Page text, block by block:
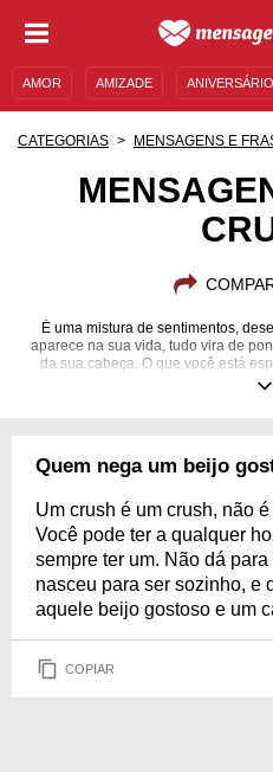
AMOR AMIZADE ANIVERSÁRIO
CATEGORIAS MENSAGENS E
É uma mistura de sentimentos,
aparece na sua vida, tudo vira de
da sua cabeça. O que você está
Mande agora mesmo mensagens
Quem nega um beijo
Um crush é um crush, não
Você pode ter a qualquer
sempre ter um. Não dá
nasceu para ser sozinho, e
aquele beijo gostoso e um
COPIAR